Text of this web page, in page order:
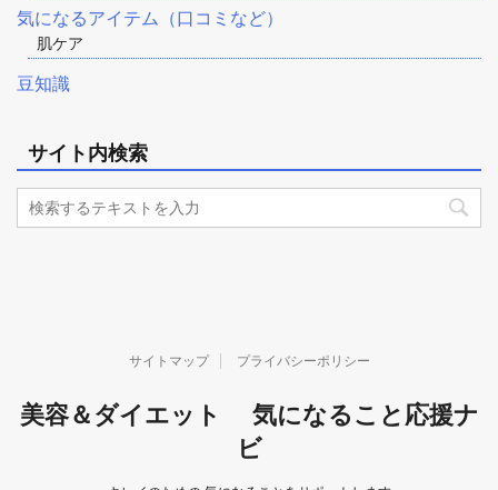
気になるアイテム（口コミなど）
肌ケア
豆知識
サイト内検索
サイトマップ プライバシーポリシー
美容＆ダイエット 気になること応援ナ
ビ